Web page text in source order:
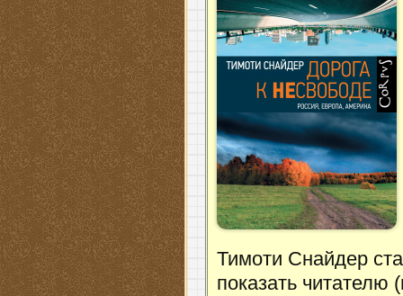
Тимоти Снайдер
показать читателю